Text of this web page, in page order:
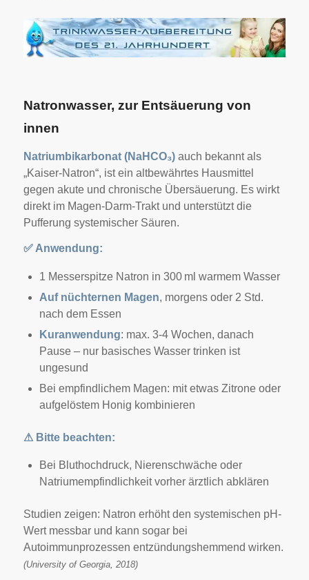
Natronwasser, zur Entsäuerung von
innen
Natriumbikarbonat (NaHCO₃) auch bekannt als
„Kaiser-Natron“, ist ein altbewährtes Hausmittel
gegen akute und chronische Übersäuerung. Es wirkt
direkt im Magen-Darm-Trakt und unterstützt die
Pufferung systemischer Säuren.
✅Anwendung:
1 Messerspitze Natron in 300 ml warmem Wasser
Auf nüchternen Magen, morgens oder 2 Std.
nach dem Essen
Kuranwendung: max. 3-4 Wochen, danach
Pause – nur basisches Wasser trinken ist
ungesund
Bei empfindlichem Magen: mit etwas Zitrone oder
aufgelöstem Honig kombinieren
⚠Bitte beachten:
Bei Bluthochdruck, Nierenschwäche oder
Natriumempfindlichkeit vorher ärztlich abklären
Studien zeigen: Natron erhöht den systemischen pH-
Wert messbar und kann sogar bei
Autoimmunprozessen entzündungshemmend wirken.
(University of Georgia, 2018)